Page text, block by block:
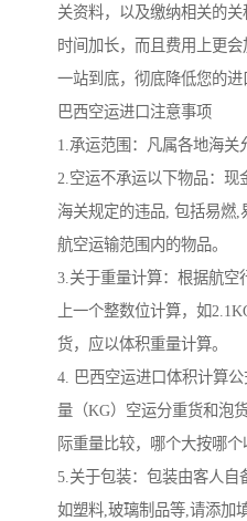
关资料，以及缴纳相关的
时间加长，而且费用上更会
一站到底，彻底降低您的进
巴西空运进口注意事项
1.承运范围：凡属各地海关
2.空运不承运以下物品：现
海关规定的违品, 包括易燃
航空运输范围内的物品。
3.关于重量计算：根据航空
上一个整数位计算，如
货，应以体积重量计算。
4. 巴西空运进口体积计算
量（KG）空运分重货和泡
际重量比较，哪个大按哪个
5.关于包装：包装由客人自
如塑料,玻璃制品等,请添加